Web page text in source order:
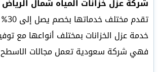
شركة عزل خزانات المياه شمال الرياض
خدمة عزل الخزانات بمختلف أنواعها مع
فهي شركة سعودية تعمل مجالات الاسطح